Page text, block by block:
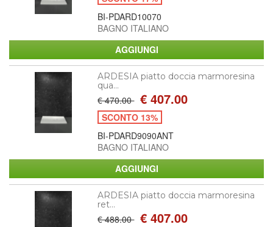
BI-PDARD10070
BAGNO ITALIANO
ARDESIA piatto doccia marmoresina
qua...
€ 470.00 € 407.00
SCONTO 13%
BI-PDARD9090ANT
BAGNO ITALIANO
ARDESIA piatto doccia marmoresina
ret...
€ 488.00 € 407.00